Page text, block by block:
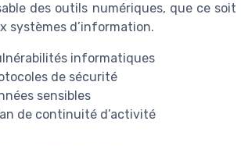
des outils numériques, que ce
systèmes d’information.
informatiques
de sécurité
sensibles
de continuité d’activité